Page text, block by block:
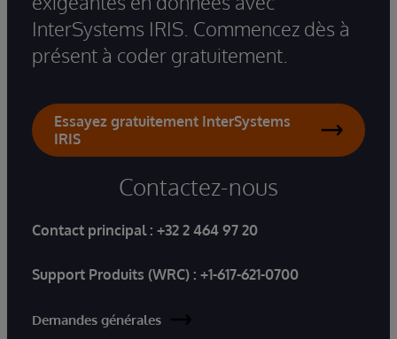
InterSystems IRIS. Commencez dès à
présent à coder gratuitement.
Essayez gratuitement InterSystems
IRIS
Contactez-nous
Contact principal : +32 2 464 97 20
Support Produits (WRC) : +1-617-621-0700
Demandes générales